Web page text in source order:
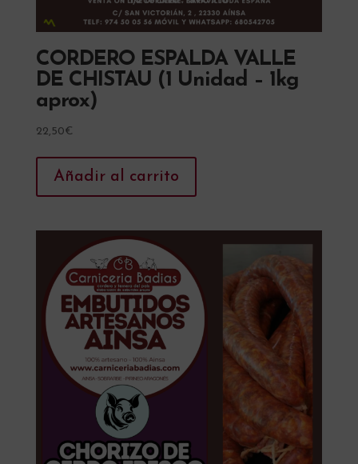
CORDERO ESPALDA VALLE
DE CHISTAU (1 Unidad – 1kg
aprox)
22,50€
Añadir al carrito